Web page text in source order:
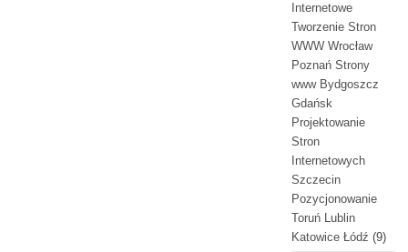
Internetowe
Tworzenie Stron
WWW Wrocław
Poznań Strony
www Bydgoszcz
Gdańsk
Projektowanie
Stron
Internetowych
Szczecin
Pozycjonowanie
Toruń Lublin
Katowice Łódź (9)